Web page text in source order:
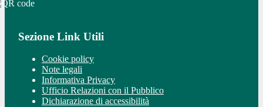
Sezione Link Utili
Cookie policy
Note legali
Informativa Privacy
Ufficio Relazioni con il Pubblico
Dichiarazione di accessibilità